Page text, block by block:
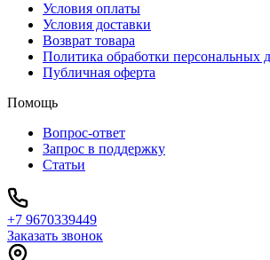
Условия оплаты
Условия доставки
Возврат товара
Политика обработки персональных
Публичная оферта
Помощь
Вопрос-ответ
Запрос в поддержку
Статьи
+7 9670339449
Заказать звонок